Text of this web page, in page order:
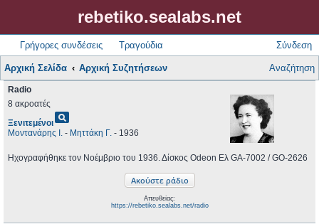
rebetiko.sealabs.net
Γρήγορες συνδέσεις Τραγούδια Σύνδεση
Αρχική Σελίδα Αρχική Συζητήσεων Αναζήτηση
Radio
8 ακροατές
Ξενιτεμένοιpageview
Μοντανάρης Ι. - Μηττάκη Γ. - 1936
Ηχογραφήθηκε τον Νοέμβριο του 1936. Δίσκος Odeon Ελ GA-7002 / GO-2626
Απευθείας:
https://rebetiko.sealabs.net/radio